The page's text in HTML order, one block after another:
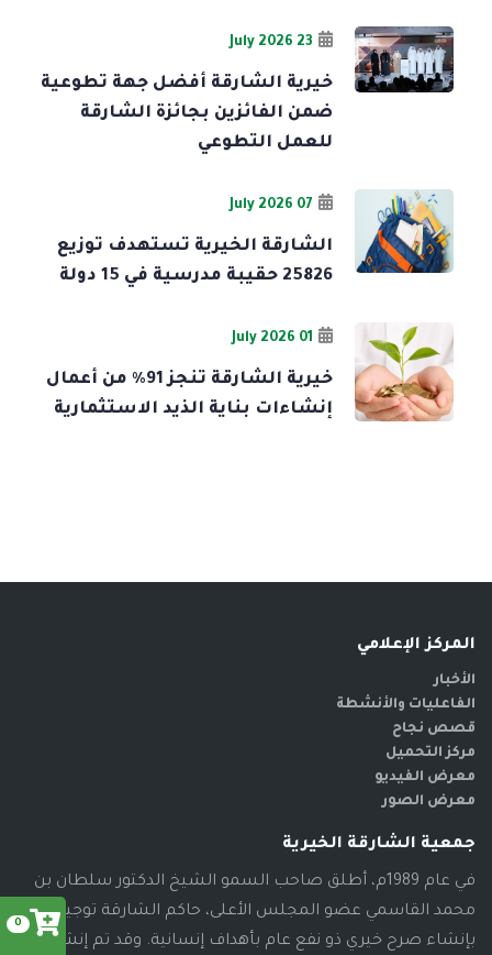
0
23 July 2026
خيرية الشارقة أفضل جهة تطوعية
ضمن الفائزين بجائزة الشارقة
للعمل التطوعي
07 July 2026
الشارقة الخيرية تستهدف توزيع
25826 حقيبة مدرسية في 15 دولة
01 July 2026
خيرية الشارقة تنجز 91% من أعمال
إنشاءات بناية الذيد الاستثمارية
المركز الإعلامي
الأخبار
الفاعليات والأنشطة
قصص نجاح
مركز التحميل
معرض الفيديو
معرض الصور
جمعية الشارقة الخيرية
في عام 1989م، أطلق صاحب السمو الشيخ الدكتور سلطان بن
محمد القاسمي عضو المجلس الأعلى، حاكم الشارقة توجيهاته
بإنشاء صرح خيري ذو نفع عام بأهداف إنسانية. وقد تم إنشاء